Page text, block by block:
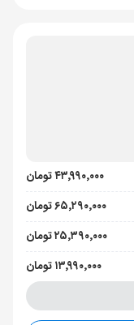
۴۳٬۹۹۰٬۰۰۰ تومان
۶۵٬۲۹۰٬۰۰۰ تومان
۲۵٬۳۹۰٬۰۰۰ تومان
۱۳٬۹۹۰٬۰۰۰ تومان